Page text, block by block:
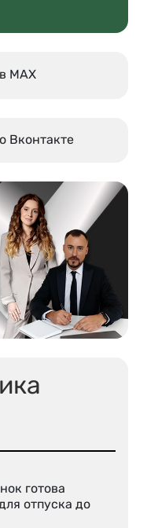
МАХ
Вконтакте
готова
отпуска до